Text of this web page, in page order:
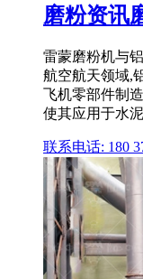
磨粉资讯
雷蒙磨粉机与
航空航天领域,
飞机零部件制
使其应用于水
联系电话: 180